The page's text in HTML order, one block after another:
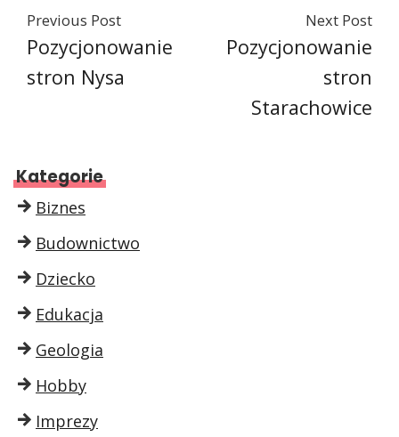
Previous Post
Pozycjonowanie
stron Nysa
Next Post
Pozycjonowanie
stron
Starachowice
Kategorie
Biznes
Budownictwo
Dziecko
Edukacja
Geologia
Hobby
Imprezy